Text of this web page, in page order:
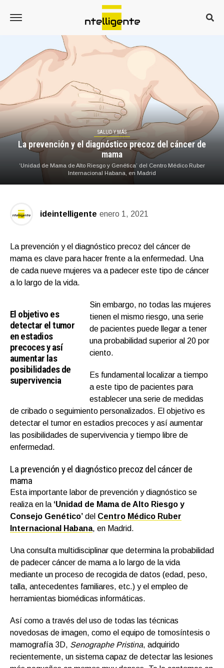
SALUD Y MÁS
La prevención y el diagnóstico precoz del cáncer de
mama
‘Unidad de Mama de Alto Riesgo y Genética’ del Centro Médico Ruber
Internacional Habana, en Madrid
ideintelligente enero 1, 2021
La prevención y el diagnóstico precoz del cáncer de
mama es clave para hacer frente a la enfermedad. Una
de cada nueve mujeres va a padecer este tipo de cáncer
a lo largo de la vida.
El objetivo es
detectar el tumor
en estadios
precoces y así
aumentar las
posibilidades de
supervivencia
Sin embargo, no todas las mujeres
tienen el mismo riesgo, una serie
de pacientes puede llegar a tener
una probabilidad superior al 20 por
ciento.
Es fundamental localizar a tiempo
a este tipo de pacientes para
establecer una serie de medidas
de cribado o seguimiento personalizados. El objetivo es
detectar el tumor en estadios precoces y así aumentar
las posibilidades de supervivencia y tiempo libre de
enfermedad.
La prevención y el diagnóstico precoz del cáncer de
mama
Esta importante labor de prevención y diagnóstico se
realiza en la ‘Unidad de Mama de Alto Riesgo y
Consejo Genético’ del Centro Médico Ruber
Internacional Habana, en Madrid.
Una consulta multidisciplinar que determina la probabilidad
de padecer cáncer de mama a lo largo de la vida
mediante un proceso de recogida de datos (edad, peso,
talla, antecedentes familiares, etc.) y el empleo de
herramientas biomédicas informáticas.
Así como a través del uso de todas las técnicas
novedosas de imagen, como el equipo de tomosíntesis o
mamografía 3D, Senographe Pristina, adquirido
recientemente, un sistema capaz de detectar las lesiones